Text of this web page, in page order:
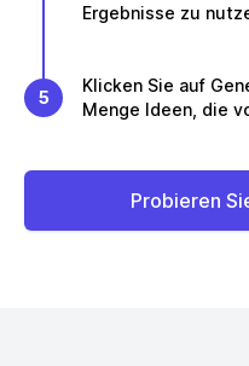
Ergebnisse zu
5
Klicken Sie auf
Menge Ideen, die
Probieren